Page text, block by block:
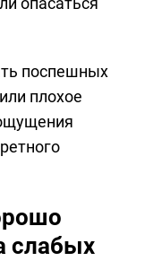
поспешных
плохое
слабых